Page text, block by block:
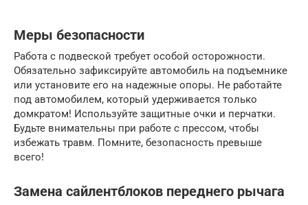
Меры безопасности
Работа с подвеской требует особой осторожности.
Обязательно зафиксируйте автомобиль на подъемнике
или установите его на надежные опоры. Не работайте
под автомобилем, который удерживается только
домкратом! Используйте защитные очки и перчатки.
Будьте внимательны при работе с прессом, чтобы
избежать травм. Помните, безопасность превыше
всего!
Замена сайлентблоков переднего рычага